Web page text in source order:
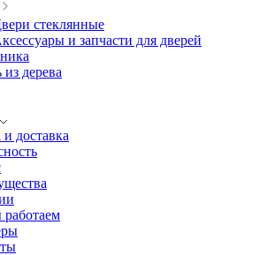
стеклянные
и запчасти для дверей
дерева
доставка